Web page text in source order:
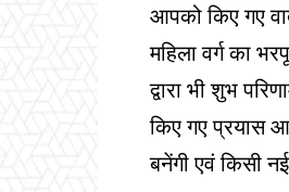
आपको किए गए
महिला वर्ग का
द्वारा भी शुभ
किए गए प्रयास
बनेंगी एवं किसी